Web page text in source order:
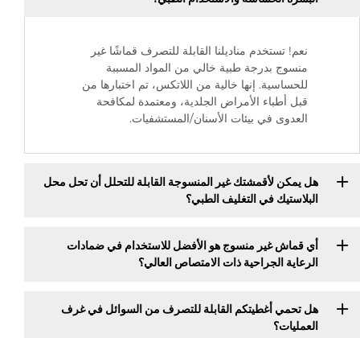
نعم! تستخدم مناديلنا القابلة للتصرف قماشًا غير
منسوج بدرجة طبية خالي من المواد المسببة
للحساسية. إنها خالية من اللاتكس، تم اختبارها من
قبل أطباء الأمراض الجلدية، ومعتمدة لمكافحة
العدوى في بيئات الأسنان/المستشفيات.
هل يمكن لأقمشتك غير المنسوجة القابلة للتحلل أن تحل محل
البلاستيك في التغليف الطبي؟
أي قماش غير منسوج هو الأفضل للاستخدام في ضمادات
الرعاية الجراحية ذات الامتصاص العالي؟
هل تحمي أغطيتكم القابلة للتصرف من السوائل في غرف
العمليات؟